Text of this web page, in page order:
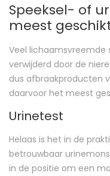
Speeksel- of
meest
Veel
verwijderd door de
dus afbraakproducten
daarvoor het meest
Urinetest
Helaas is het in de
betrouwbaar
in de positie om een